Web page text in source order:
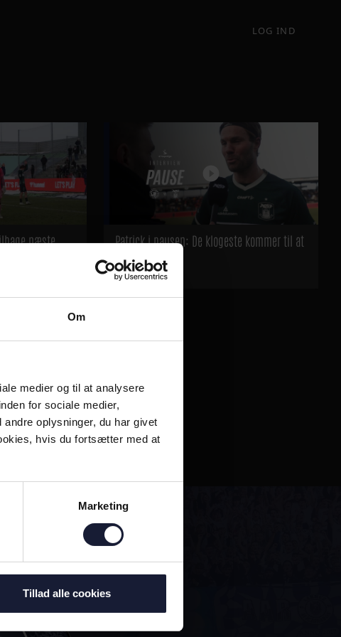
Om
medier og til at analysere
for sociale medier,
oplysninger, du har givet
hvis du fortsætter med at
Marketing
Tillad alle cookies
LOG IND
næste
Patrick i pausen: De klogeste kommer til at
vinde
11
på